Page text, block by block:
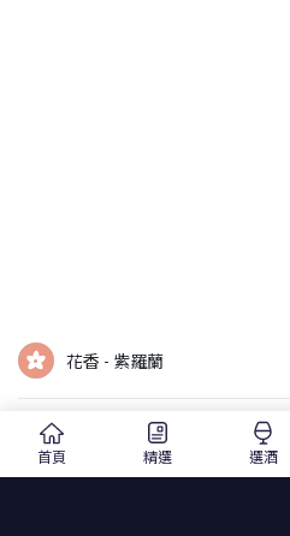
花香 - 紫羅蘭
首頁 精選 選酒